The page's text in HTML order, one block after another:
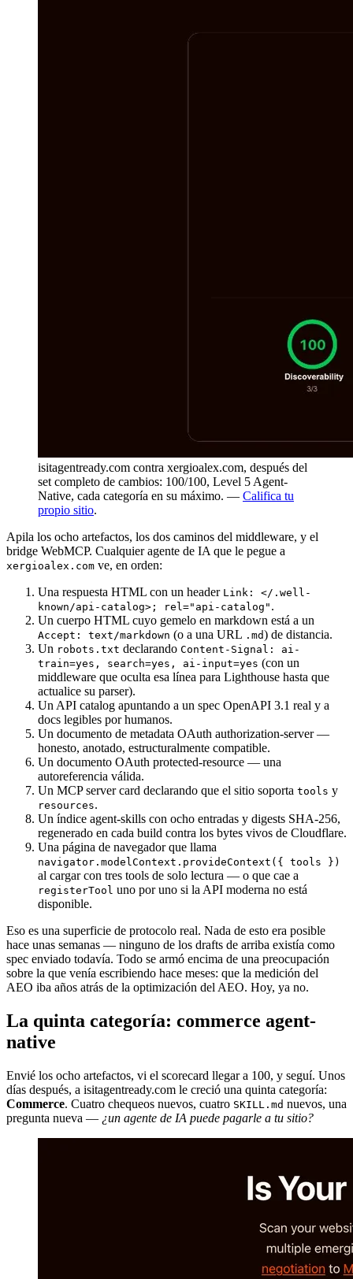
isitagentready.com contra xergioalex.com, después del
set completo de cambios: 100/100, Level 5 Agent-
Native, cada categoría en su máximo. — Califica tu
propio sitio.
Apila los ocho artefactos, los dos caminos del middleware, y el
bridge WebMCP. Cualquier agente de IA que le pegue a
xergioalex.com ve, en orden:
Una respuesta HTML con un header Link: </.well-
known/api-catalog>; rel="api-catalog" .
Un cuerpo HTML cuyo gemelo en markdown está a un
Accept: text/markdown (o a una URL .md) de distancia.
Un robots.txt declarando Content-Signal: ai-
train=yes, search=yes, ai-input=yes (con un
middleware que oculta esa línea para Lighthouse hasta que
actualice su parser).
Un API catalog apuntando a un spec OpenAPI 3.1 real y a
docs legibles por humanos.
Un documento de metadata OAuth authorization-server —
honesto, anotado, estructuralmente compatible.
Un documento OAuth protected-resource — una
autoreferencia válida.
Un MCP server card declarando que el sitio soporta tools y
resources.
Un índice agent-skills con ocho entradas y digests SHA-256,
regenerado en cada build contra los bytes vivos de Cloudflare.
Una página de navegador que llama
navigator.modelContext.provideContext({ tools })
al cargar con tres tools de solo lectura — o que cae a
registerTool uno por uno si la API moderna no está
disponible.
Eso es una superficie de protocolo real. Nada de esto era posible
hace unas semanas — ninguno de los drafts de arriba existía como
spec enviado todavía. Todo se armó encima de una preocupación
sobre la que venía escribiendo hace meses: que la medición del
AEO iba años atrás de la optimización del AEO. Hoy, ya no.
La quinta categoría: commerce agent-
native
Envié los ocho artefactos, vi el scorecard llegar a 100, y seguí. Unos
días después, a isitagentready.com le creció una quinta categoría:
Commerce. Cuatro chequeos nuevos, cuatro SKILL.md nuevos, una
pregunta nueva — ¿un agente de IA puede pagarle a tu sitio?